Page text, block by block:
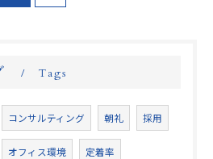
Tags
コンサルティング 朝礼 採用
オフィス環境 定着率